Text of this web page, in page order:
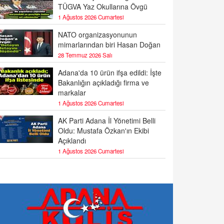
TÜGVA Yaz Okullarına Övgü
1 Ağustos 2026 Cumartesi
NATO organizasyonunun
mimarlarından biri Hasan Doğan
28 Temmuz 2026 Salı
Adana'da 10 ürün ifşa edildi: İşte
Bakanlığın açıkladığı firma ve
markalar
1 Ağustos 2026 Cumartesi
AK Parti Adana İl Yönetimi Belli
Oldu: Mustafa Özkan'ın Ekibi
Açıklandı
1 Ağustos 2026 Cumartesi